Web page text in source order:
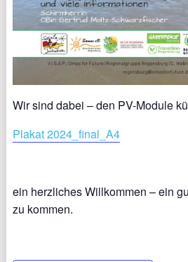
Wir sind dabei – den PV-Module
Plakat 2024_final_A4
ein herzliches Willkommen – ein
zu kommen.